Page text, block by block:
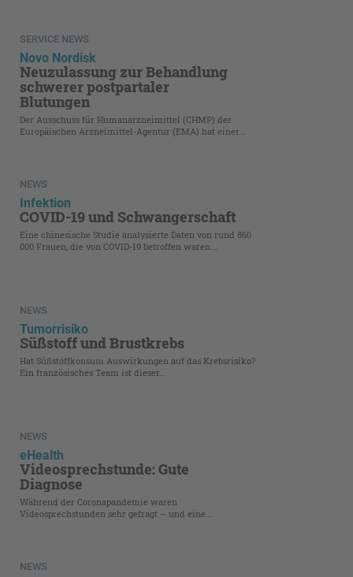
SERVICE NEWS
Novo Nordisk
Neuzulassung zur Behandlung
schwerer postpartaler
Blutungen
Der Ausschuss für Humanarzneimittel (CHMP) der
Europäischen Arzneimittel-Agentur (EMA) hat einer...
NEWS
Infektion
COVID-19 und Schwangerschaft
Eine chinesische Studie analysierte Daten von rund 860
000 Frauen, die von COVID-19 betroffen waren...
NEWS
Tumorrisiko
Süßstoff und Brustkrebs
Hat Süßstoffkonsum Auswirkungen auf das Krebsrisiko?
Ein französisches Team ist dieser...
NEWS
eHealth
Videosprechstunde: Gute
Diagnose
‍Während der Coronapandemie waren
Videosprechstunden sehr gefragt – und eine...
NEWS